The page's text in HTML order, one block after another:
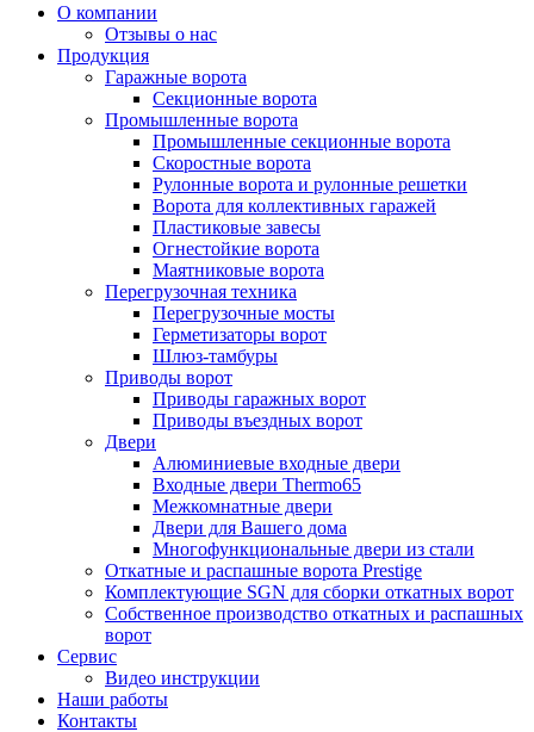
О компании
Отзывы о нас
Продукция
Гаражные ворота
Секционные ворота
Промышленные ворота
Промышленные секционные ворота
Скоростные ворота
Рулонные ворота и рулонные решетки
Ворота для коллективных гаражей
Пластиковые завесы
Огнестойкие ворота
Маятниковые ворота
Перегрузочная техника
Перегрузочные мосты
Герметизаторы ворот
Шлюз-тамбуры
Приводы ворот
Приводы гаражных ворот
Приводы въездных ворот
Двери
Алюминиевые входные двери
Входные двери Thermo65
Межкомнатные двери
Двери для Вашего дома
Многофункциональные двери из стали
Откатные и распашные ворота Prestige
Комплектующие SGN для сборки откатных ворот
Собственное производство откатных и распашных
ворот
Сервис
Видео инструкции
Наши работы
Контакты